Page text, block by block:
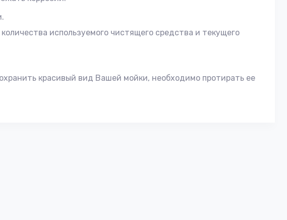
используемого чистящего средства и текущего
красивый вид Вашей мойки, необходимо протирать ее